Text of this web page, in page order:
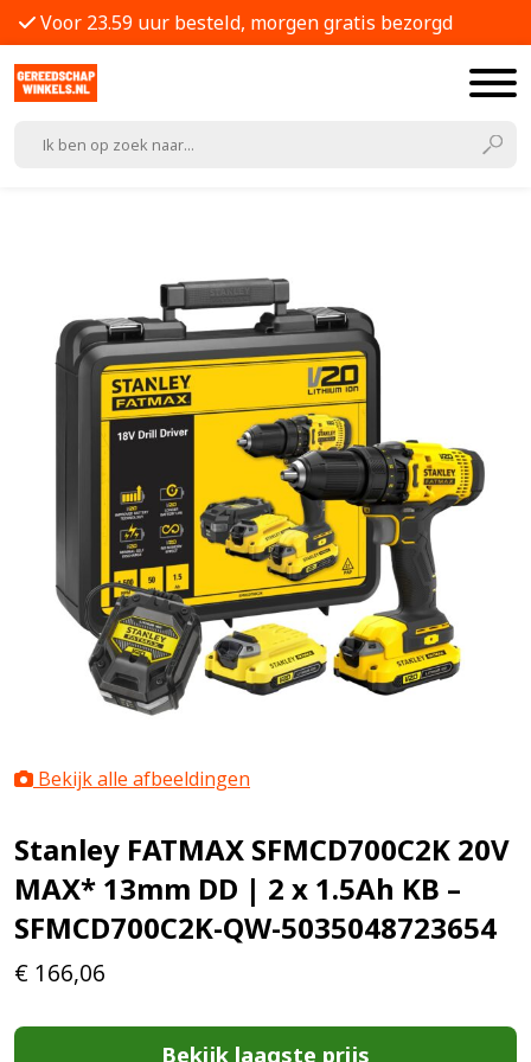
Voor 23.59 uur besteld, morgen gratis bezorgd
Bekijk alle afbeeldingen
Stanley FATMAX SFMCD700C2K 20V
MAX* 13mm DD | 2 x 1.5Ah KB –
SFMCD700C2K-QW-5035048723654
€ 166,06
Bekijk laagste prijs